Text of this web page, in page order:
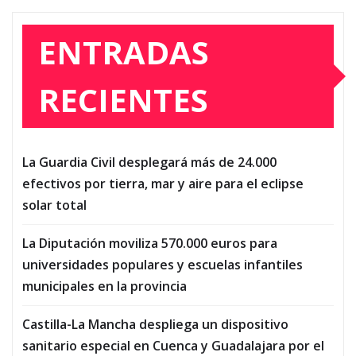
ENTRADAS
RECIENTES
La Guardia Civil desplegará más de 24.000
efectivos por tierra, mar y aire para el eclipse
solar total
La Diputación moviliza 570.000 euros para
universidades populares y escuelas infantiles
municipales en la provincia
Castilla-La Mancha despliega un dispositivo
sanitario especial en Cuenca y Guadalajara por el